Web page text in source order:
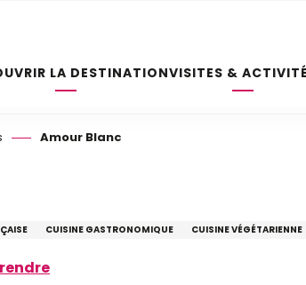
LA DESTINATIONVISITES &
Amour Blanc
CUISINE GASTRONOMIQUE CUISINE VÉGÉTARIENNE